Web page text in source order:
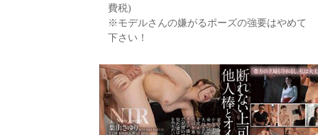
費税)
※モデルさんの嫌がるポーズの強要はやめて
下さい！